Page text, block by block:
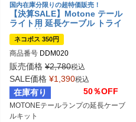
国内在庫分限りの超特価販売！
【決算SALE】Motone テール
ライト用 延長ケーブル トライ
アンフ等
ネコポス 350円
商品番号 DDM020
販売価格 ¥2,780税込
SALE価格 ¥1,390税込
在庫有り 50％OFF
MOTONEテールランプの延長ケーブ
ルキット